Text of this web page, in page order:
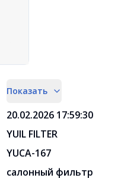
Показать
20.02.2026 17:59:30
YUIL FILTER
YUCA-167
салонный фильтр